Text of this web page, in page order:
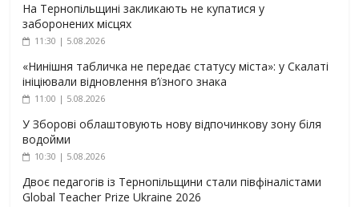
На Тернопільщині закликають не купатися у
заборонених місцях
11:30 | 5.08.2026
«Нинішня табличка не передає статусу міста»: у Скалаті
ініціювали відновлення в’їзного знака
11:00 | 5.08.2026
У Зборові облаштовують нову відпочинкову зону біля
водойми
10:30 | 5.08.2026
Двоє педагогів із Тернопільщини стали півфіналістами
Global Teacher Prize Ukraine 2026